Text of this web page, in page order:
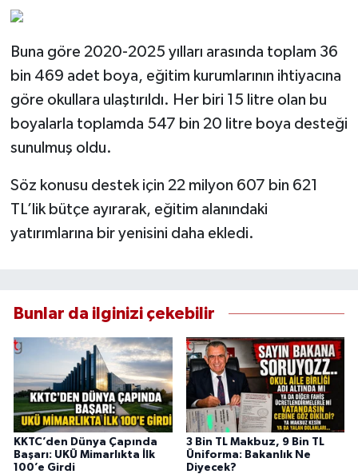
Buna göre 2020-2025 yılları arasında toplam 36
bin 469 adet boya, eğitim kurumlarının ihtiyacına
göre okullara ulaştırıldı. Her biri 15 litre olan bu
boyalarla toplamda 547 bin 20 litre boya desteği
sunulmuş oldu.
Söz konusu destek için 22 milyon 607 bin 621
TL’lik bütçe ayırarak, eğitim alanındaki
yatırımlarına bir yenisini daha ekledi.
Bunlar da ilginizi çekebilir
KKTC’den Dünya Çapında
Başarı: UKÜ Mimarlıkta İlk
100’e Girdi
3 Bin TL Makbuz, 9 Bin TL
Üniforma: Bakanlık Ne
Diyecek?